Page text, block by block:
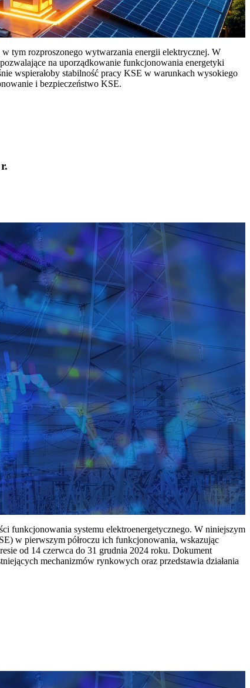
tym rozproszonego wytwarzania energii elektrycznej. W
na uporządkowanie funkcjonowania energetyki
wspierałoby stabilność pracy KSE w warunkach wysokiego
i bezpieczeństwo KSE.
funkcjonowania systemu elektroenergetycznego. W niniejszym
w pierwszym półroczu ich funkcjonowania, wskazując
od 14 czerwca do 31 grudnia 2024 roku. Dokument
mechanizmów rynkowych oraz przedstawia działania